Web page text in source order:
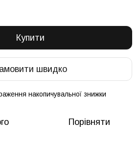
Купити
швидко
накопичувальної знижки
Порівняти